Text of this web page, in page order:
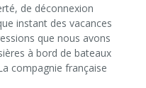
de déconnexion
instant des vacances
que nous avons
à bord de bateaux
compagnie française